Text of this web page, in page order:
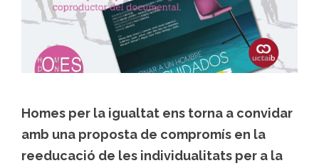
Homes per la igualtat ens torna a convidar
amb una proposta de compromís en la
reeducació de les individualitats per a la